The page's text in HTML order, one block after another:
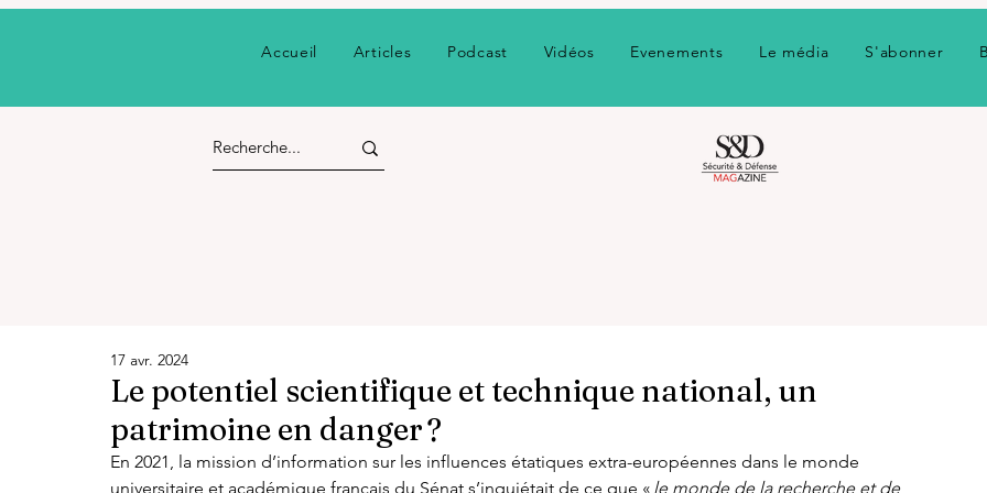
Accueil Articles Podcast Vidéos Evenements Le média S'abonner
Le potentiel scientifique et technique national, un
patrimoine en danger ?
17 avr. 2024
En 2021, la mission d’information sur les influences étatiques extra-européennes dans le monde
universitaire et académique français du Sénat s’inquiétait de ce que « le monde de la recherche et de